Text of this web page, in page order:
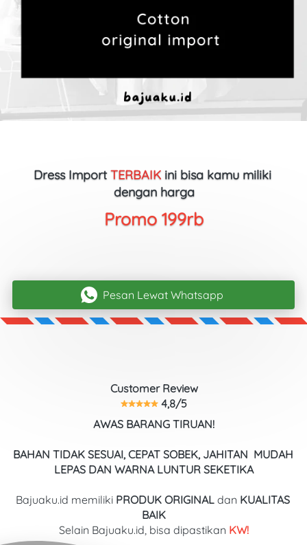
Dress Import TERBAIK ini bisa kamu miliki
dengan harga
Promo 199rb
` Pesan Lewat Whatsapp
Customer Review
4,8/5
AWAS BARANG TIRUAN!
BAHAN TIDAK SESUAI, CEPAT SOBEK, JAHITAN  MUDAH
LEPAS DAN WARNA LUNTUR SEKETIKA
Bajuaku.id memiliki PRODUK ORIGINAL dan KUALITAS
BAIK
Selain Bajuaku.id, bisa dipastikan KW!